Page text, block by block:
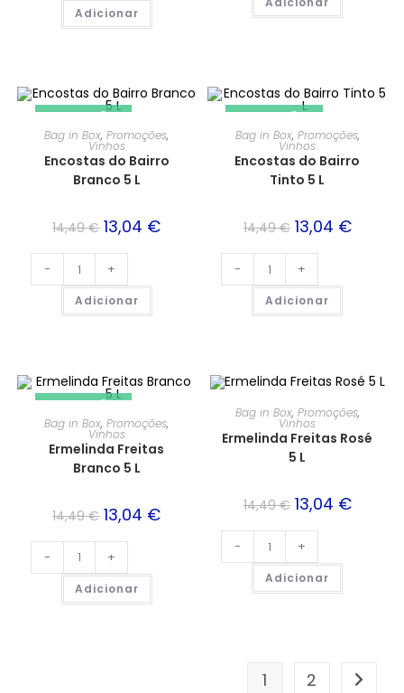
Adicionar
Bag in Box,Promoções,
Vinhos
Encostas do Bairro
Branco 5 L
14,49€ 13,04 €
- +
Adicionar
Bag in Box, Promoções,
Vinhos
Encostas do Bairro
Tinto 5 L
14,49€ 13,04 €
- +
Adicionar
PROMOÇÃO!
Bag in Box,Promoções,
Vinhos
Ermelinda Freitas
Branco 5 L
14,49€ 13,04 €
- +
Adicionar
PROMOÇÃO!
Bag in Box, Promoções,
Vinhos
Ermelinda Freitas Rosé
5 L
14,49€ 13,04 €
- +
Adicionar
1 2